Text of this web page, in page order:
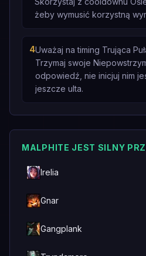
żeby wymusić korzystną
4Uważaj na timing Trująca
Trzymaj swoje
odpowiedź, nie inicjuj nim
jeszcze ulta.
MALPHITE JEST SILNY
Irelia
Gnar
Gangplank